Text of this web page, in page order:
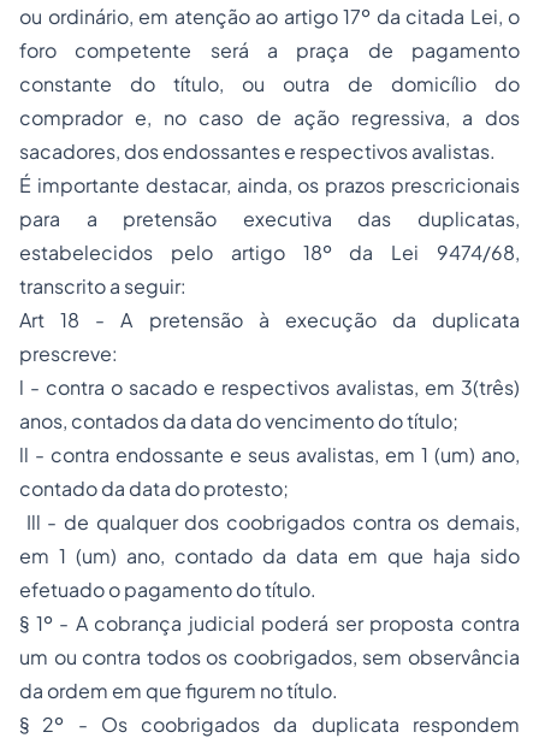
ou ordinário, em atenção ao artigo 17º da citada Lei, o
foro competente será a praça de pagamento
constante do título, ou outra de domicílio do
comprador e, no caso de ação regressiva, a dos
sacadores, dos endossantes e respectivos avalistas.
É importante destacar, ainda, os prazos prescricionais
para a pretensão executiva das duplicatas,
estabelecidos pelo artigo 18º da Lei 9474/68,
transcrito a seguir:
Art 18 - A pretensão à execução da duplicata
prescreve:
l - contra o sacado e respectivos avalistas, em 3(três)
anos, contados da data do vencimento do título;
ll - contra endossante e seus avalistas, em 1 (um) ano,
contado da data do protesto;
Ill - de qualquer dos coobrigados contra os demais,
em 1 (um) ano, contado da data em que haja sido
efetuado o pagamento do título.
§ 1º - A cobrança judicial poderá ser proposta contra
um ou contra todos os coobrigados, sem observância
da ordem em que figurem no título.
§ 2º - Os coobrigados da duplicata respondem